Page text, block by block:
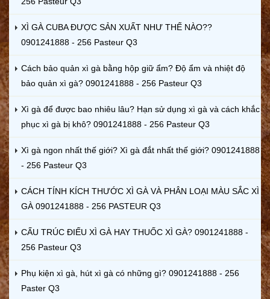
XÌ GÀ CUBA ĐƯỢC SẢN XUẤT NHƯ THẾ NÀO??
0901241888 - 256 Pasteur Q3
Cách bảo quản xì gà bằng hộp giữ ẩm? Độ ẩm và nhiệt độ
bảo quản xì gà? 0901241888 - 256 Pasteur Q3
Xì gà để được bao nhiêu lâu? Hạn sử dụng xì gà và cách khắc
phục xì gà bị khô? 0901241888 - 256 Pasteur Q3
Xì gà ngon nhất thế giới? Xì gà đắt nhất thế giới? 0901241888
- 256 Pasteur Q3
CÁCH TÍNH KÍCH THƯỚC XÌ GÀ VÀ PHÂN LOẠI MÀU SẮC XÌ
GÀ 0901241888 - 256 PASTEUR Q3
CẤU TRÚC ĐIẾU XÌ GÀ HAY THUỐC XÌ GÀ? 0901241888 -
256 Pasteur Q3
Phụ kiện xì gà, hút xì gà có những gì? 0901241888 - 256
Paster Q3